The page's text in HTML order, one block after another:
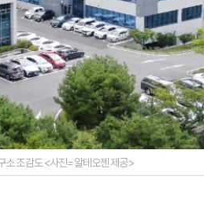
소 조감도 <사진=알테오젠 제공>